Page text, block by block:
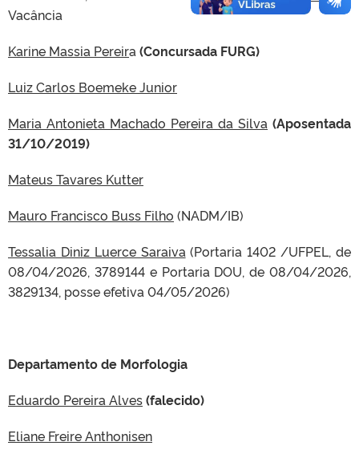
Vacância
Karine Massia Pereira (Concursada FURG)
Luiz Carlos Boemeke Junior
Maria Antonieta Machado Pereira da Silva (Aposentada
31/10/2019)
Mateus Tavares Kutter
Mauro Francisco Buss Filho (NADM/IB)
Tessalia Diniz Luerce Saraiva (Portaria 1402 /UFPEL, de
08/04/2026, 3789144 e Portaria DOU, de 08/04/2026,
3829134, posse efetiva 04/05/2026)
Departamento de Morfologia
Eduardo Pereira Alves(falecido)
Eliane Freire Anthonisen